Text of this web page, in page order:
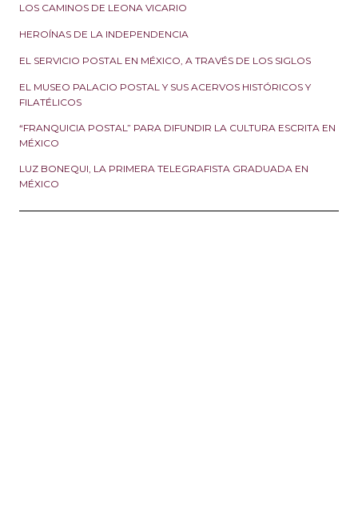
LOS CAMINOS DE LEONA VICARIO
HEROÍNAS DE LA INDEPENDENCIA
EL SERVICIO POSTAL EN MÉXICO, A TRAVÉS DE LOS SIGLOS
EL MUSEO PALACIO POSTAL Y SUS ACERVOS HISTÓRICOS Y
FILATÉLICOS
“FRANQUICIA POSTAL” PARA DIFUNDIR LA CULTURA ESCRITA EN
MÉXICO
LUZ BONEQUI, LA PRIMERA TELEGRAFISTA GRADUADA EN
MÉXICO